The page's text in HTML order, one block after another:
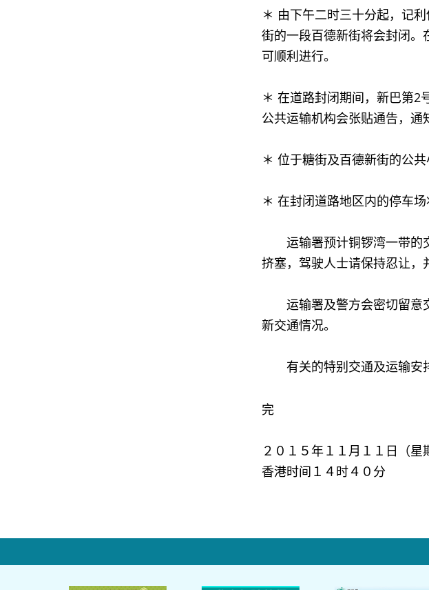
＊ 由下午二时三十分起，记
街的一段百德新街将会封闭
可顺利进行。
＊ 在道路封闭期间，新巴第2
公共运输机构会张贴通告，通
＊ 位于糖街及百德新街的公
＊ 在封闭道路地区内的停车
运输署预计铜锣湾一带的
挤塞，驾驶人士请保持忍让，
运输署及警方会密切留意交
新交通情况。
有关的特别交通及运输安
完
２０１５年１１月１１日（星
香港时间１４时４０分